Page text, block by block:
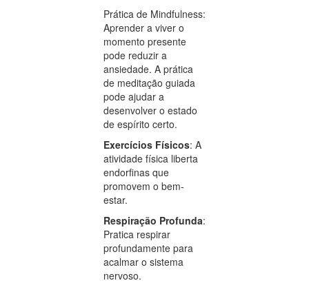
Prática de Mindfulness:
Aprender a viver o
momento presente
pode reduzir a
ansiedade. A prática
de meditação guiada
pode ajudar a
desenvolver o estado
de espírito certo.
Exercícios Físicos: A
atividade física liberta
endorfinas que
promovem o bem-
estar.
Respiração Profunda:
Pratica respirar
profundamente para
acalmar o sistema
nervoso.